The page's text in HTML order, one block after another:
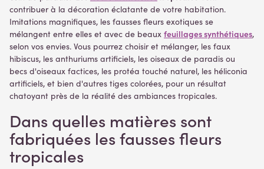
contribuer à la décoration éclatante de votre habitation.
Imitations magnifiques, les fausses fleurs exotiques se
mélangent entre elles et avec de beaux feuillages synthétiques,
selon vos envies. Vous pourrez choisir et mélanger, les faux
hibiscus, les anthuriums artificiels, les oiseaux de paradis ou
becs d'oiseaux factices, les protéa touché naturel, les héliconia
artificiels, et bien d'autres tiges colorées, pour un résultat
chatoyant près de la réalité des ambiances tropicales.
Dans quelles matières sont
fabriquées les fausses fleurs
tropicales